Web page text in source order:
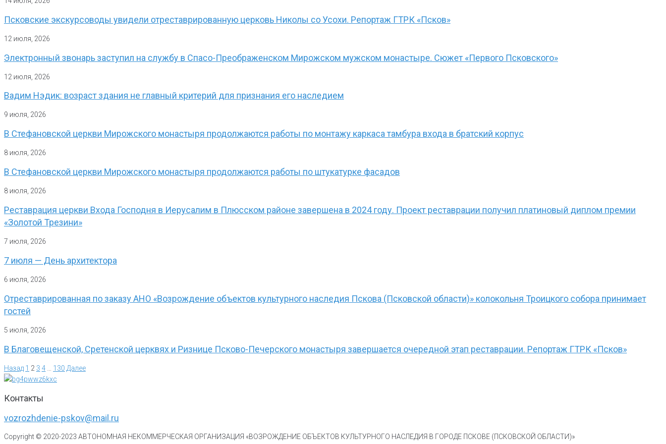
Псковские экскурсоводы увидели отреставрированную церковь Николы со Усохи. Репортаж ГТРК «Псков»
12 июля, 2026
Электронный звонарь заступил на службу в Спасо-Преображенском Мирожском мужском монастыре. Сюжет «Первого Псковского»
12 июля, 2026
Вадим Нэдик: возраст здания не главный критерий для признания его наследием
9 июля, 2026
В Стефановской церкви Мирожского монастыря продолжаются работы по монтажу каркаса тамбура входа в братский корпус
8 июля, 2026
В Стефановской церкви Мирожского монастыря продолжаются работы по штукатурке фасадов
8 июля, 2026
Реставрация церкви Входа Господня в Иерусалим в Плюсском районе завершена в 2024 году. Проект реставрации получил платиновый диплом премии
«Золотой Трезини»
7 июля, 2026
7 июля — День архитектора
6 июля, 2026
Отреставрированная по заказу АНО «Возрождение объектов культурного наследия Пскова (Псковской области)» колокольня Троицкого собора принимает
гостей
5 июля, 2026
В Благовещенской, Сретенской церквях и Ризнице Псково-Печерского монастыря завершается очередной этап реставрации. Репортаж ГТРК «Псков»
Назад 1 2 3 4 130 Далее
Контакты
vozrozhdenie-pskov@mail.ru
Copyright © 2020-2023 АВТОНОМНАЯ НЕКОММЕРЧЕСКАЯ ОРГАНИЗАЦИЯ «ВОЗРОЖДЕНИЕ ОБЪЕКТОВ КУЛЬТУРНОГО НАСЛЕДИЯ В ГОРОДЕ ПСКОВЕ (ПСКОВСКОЙ ОБЛАСТИ)»